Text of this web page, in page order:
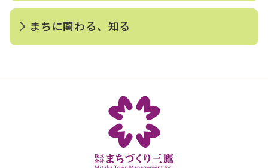
まちに関わる、知る